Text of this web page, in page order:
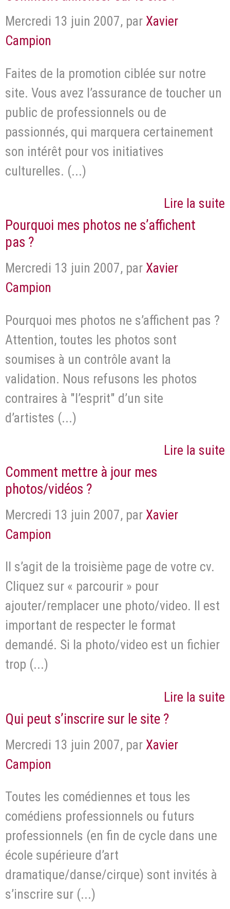
Mercredi 13 juin 2007, par Xavier
Campion
Faites de la promotion ciblée sur notre
site. Vous avez l’assurance de toucher un
public de professionnels ou de
passionnés, qui marquera certainement
son intérêt pour vos initiatives
culturelles. (...)
Lire la suite
Pourquoi mes photos ne s’affichent
pas ?
Mercredi 13 juin 2007, par Xavier
Campion
Pourquoi mes photos ne s’affichent pas ?
Attention, toutes les photos sont
soumises à un contrôle avant la
validation. Nous refusons les photos
contraires à "l’esprit" d’un site
d’artistes (...)
Lire la suite
Comment mettre à jour mes
photos/vidéos ?
Mercredi 13 juin 2007, par Xavier
Campion
Il s’agit de la troisième page de votre cv.
Cliquez sur « parcourir » pour
ajouter/remplacer une photo/video. Il est
important de respecter le format
demandé. Si la photo/video est un fichier
trop (...)
Lire la suite
Qui peut s’inscrire sur le site ?
Mercredi 13 juin 2007, par Xavier
Campion
Toutes les comédiennes et tous les
comédiens professionnels ou futurs
professionnels (en fin de cycle dans une
école supérieure d’art
dramatique/danse/cirque) sont invités à
s’inscrire sur (...)